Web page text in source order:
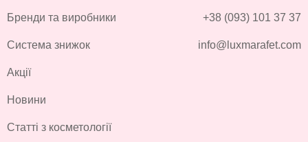
Бренди та виробники
Система знижок
Акції
Новини
Статті з косметології
+38 (093) 101 37 37
info@luxmarafet.com